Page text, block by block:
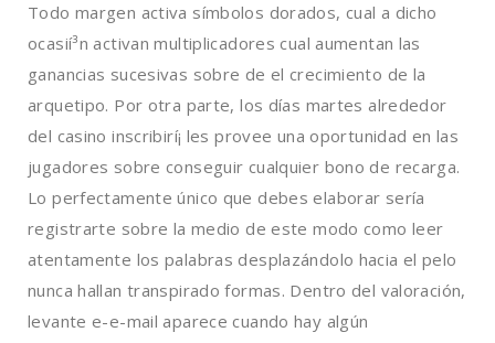
Todo margen activa símbolos dorados, cual a dicho
ocasií³n activan multiplicadores cual aumentan las
ganancias sucesivas sobre de el crecimiento de la
arquetipo. Por otra parte, los días martes alrededor
del casino inscribirí¡ les provee una oportunidad en las
jugadores sobre conseguir cualquier bono de recarga.
Lo perfectamente único que debes elaborar serí­a
registrarte sobre la medio de este modo­ como leer
atentamente los palabras desplazándolo hacia el pelo
nunca hallan transpirado formas. Dentro del valoración,
levante e-e-mail aparece cuando hay algún